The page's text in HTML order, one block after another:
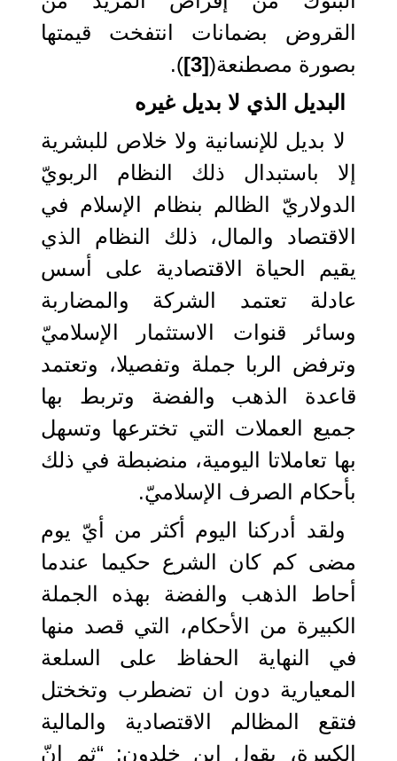
القروض بضمانات انتفخت قيمتها
بصورة مصطنعة([3]
).
البديل الذي لا بديل غيره
لا بديل للإنسانية ولا خلاص للبشرية
إلا باستبدال ذلك النظام الربويّ
الدولاريّ الظالم بنظام الإسلام في
الاقتصاد والمال، ذلك النظام الذي
يقيم الحياة الاقتصادية على أسس
عادلة تعتمد الشركة والمضاربة
وسائر قنوات الاستثمار الإسلاميّ
وترفض الربا جملة وتفصيلا، وتعتمد
قاعدة الذهب والفضة وتربط بها
جميع العملات التي تخترعها وتسهل
بها تعاملاتا اليومية، منضبطة في ذلك
بأحكام الصرف الإسلاميّ.
ولقد أدركنا اليوم أكثر من أيّ يوم
مضى كم كان الشرع حكيما عندما
أحاط الذهب والفضة بهذه الجملة
الكبيرة من الأحكام، التي قصد منها
في النهاية الحفاظ على السلعة
المعيارية دون ان تضطرب وتخختل
فتقع المظالم الاقتصادية والمالية
الكبيرة، يقول ابن خلدون: “ثم إنّ